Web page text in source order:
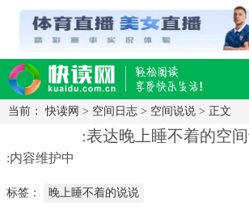
读网-轻松阅读,快乐生活移动版
当前：快读网 > 空间日志 > 空间说说 > 正文
:表达晚上睡不着的空
:内容维护中
标签： 晚上睡不着的说说